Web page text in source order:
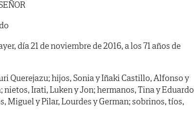
día 21 de noviembre de 2016, a los 71 años de
Querejazu; hijos, Sonia y Iñaki Castillo, Alfonso y
Irati, Luken y Jon; hermanos, Tina y Eduardo
Miguel y Pilar, Lourdes y German; sobrinos, tíos,